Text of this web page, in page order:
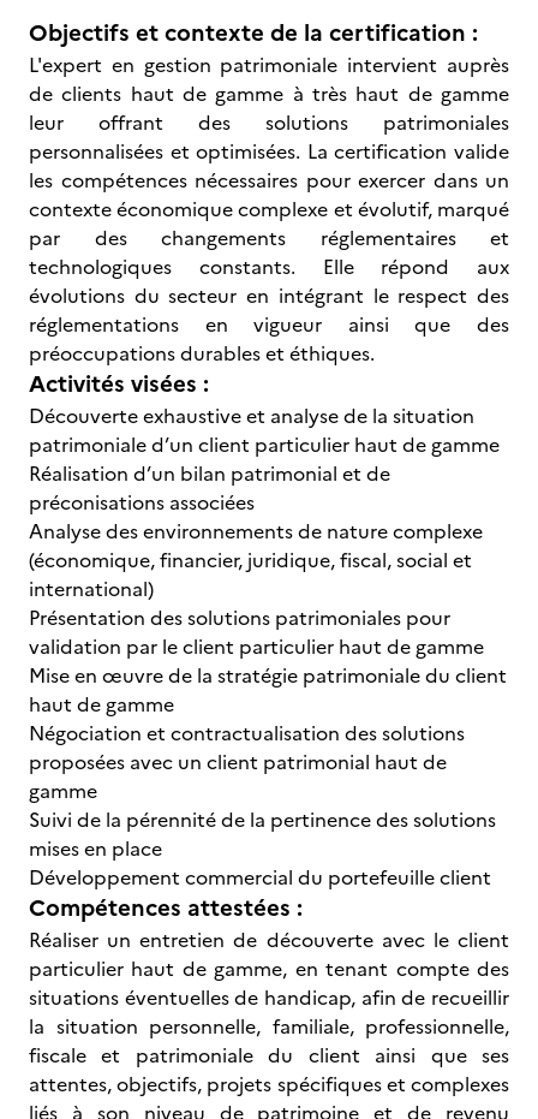
Objectifs et contexte de la certification :
L'expert en gestion patrimoniale intervient auprès
de clients haut de gamme à très haut de gamme
leur offrant des solutions patrimoniales
personnalisées et optimisées. La certification valide
les compétences nécessaires pour exercer dans un
contexte économique complexe et évolutif, marqué
par des changements réglementaires et
technologiques constants. Elle répond aux
évolutions du secteur en intégrant le respect des
réglementations en vigueur ainsi que des
préoccupations durables et éthiques.
Activités visées :
Découverte exhaustive et analyse de la situation
patrimoniale d’un client particulier haut de gamme
Réalisation d’un bilan patrimonial et de
préconisations associées
Analyse des environnements de nature complexe
(économique, financier, juridique, fiscal, social et
international)
Présentation des solutions patrimoniales pour
validation par le client particulier haut de gamme
Mise en œuvre de la stratégie patrimoniale du client
haut de gamme
Négociation et contractualisation des solutions
proposées avec un client patrimonial haut de
gamme
Suivi de la pérennité de la pertinence des solutions
mises en place
Développement commercial du portefeuille client
Compétences attestées :
Réaliser un entretien de découverte avec le client
particulier haut de gamme, en tenant compte des
situations éventuelles de handicap, afin de recueillir
la situation personnelle, familiale, professionnelle,
fiscale et patrimoniale du client ainsi que ses
attentes, objectifs, projets spécifiques et complexes
liés à son niveau de patrimoine et de revenu